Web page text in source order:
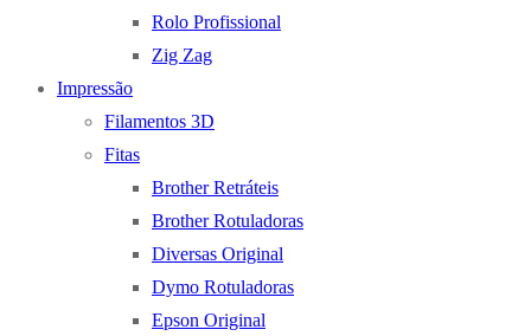
Rolo Profissional
Zig Zag
Impressão
Filamentos 3D
Fitas
Brother Retráteis
Brother Rotuladoras
Diversas Original
Dymo Rotuladoras
Epson Original